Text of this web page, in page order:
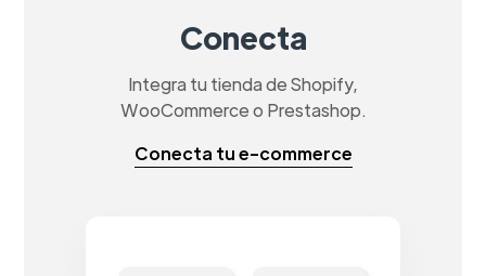
Conecta
Integra tu tienda de Shopify,
WooCommerce o Prestashop.
Conecta tu e-commerce